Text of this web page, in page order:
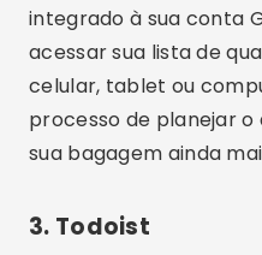
integrado à sua conta
acessar sua lista de
celular, tablet ou
processo de planejar
sua bagagem ainda
3. Todoist